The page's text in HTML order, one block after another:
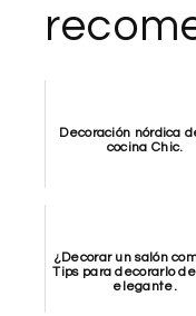
Decoración nórdica
cocina Chic.
¿Decorar un salón
Tips para decorarlo
elegante.